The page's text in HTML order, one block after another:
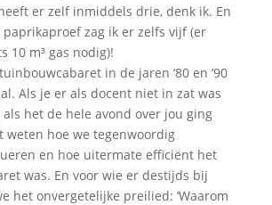
er zelf inmiddels drie, denk ik. En
zag ik er zelfs vijf (er
10 m³ gas nodig)!
in de jaren ‘80 en ‘90
Als je er als docent niet in zat was
het de hele avond over jou ging
weten hoe we tegenwoordig
en hoe uitermate efficiënt het
was. En voor wie er destijds bij
het onvergetelijke preilied: ‘Waarom